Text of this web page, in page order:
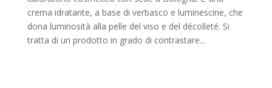
crema idratante, a base di verbasco e luminescine, che
dona luminosità alla pelle del viso e del décolleté. Si
tratta di un prodotto in grado di contrastare...